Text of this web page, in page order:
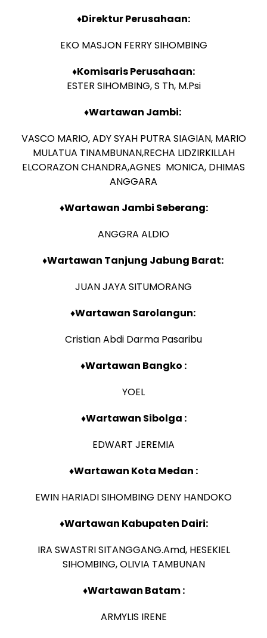
♦Direktur Perusahaan:
EKO MASJON FERRY SIHOMBING
♦Komisaris Perusahaan:
ESTER SIHOMBING, S Th, M.Psi
♦Wartawan Jambi:
VASCO MARIO, ADY SYAH PUTRA SIAGIAN, MARIO
MULATUA TINAMBUNAN,RECHA LIDZIRKILLAH
ELCORAZON CHANDRA,AGNES MONICA, DHIMAS
ANGGARA
♦Wartawan Jambi Seberang:
ANGGRA ALDIO
♦Wartawan Tanjung Jabung Barat:
JUAN JAYA SITUMORANG
♦Wartawan Sarolangun:
Cristian Abdi Darma Pasaribu
♦Wartawan Bangko :
YOEL
♦Wartawan Sibolga :
EDWART JEREMIA
♦Wartawan Kota Medan :
EWIN HARIADI SIHOMBING DENY HANDOKO
♦Wartawan Kabupaten Dairi:
IRA SWASTRI SITANGGANG.Amd, HESEKIEL
SIHOMBING, OLIVIA TAMBUNAN
♦Wartawan Batam :
ARMYLIS IRENE